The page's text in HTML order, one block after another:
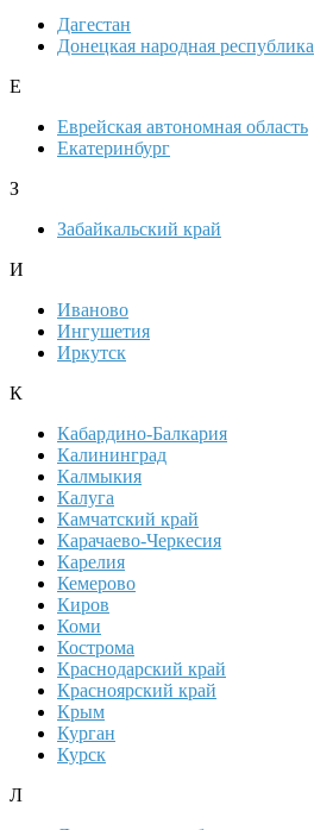
Дагестан
Донецкая народная республика
Е
Еврейская автономная область
Екатеринбург
З
Забайкальский край
И
Иваново
Ингушетия
Иркутск
К
Кабардино-Балкария
Калининград
Калмыкия
Калуга
Камчатский край
Карачаево-Черкесия
Карелия
Кемерово
Киров
Коми
Кострома
Краснодарский край
Красноярский край
Крым
Курган
Курск
Л